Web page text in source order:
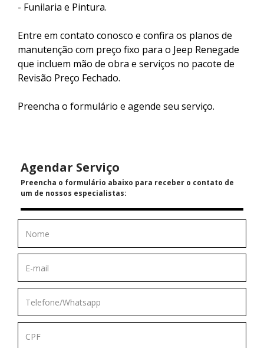
- Funilaria e Pintura.
Entre em contato conosco e confira os planos de
manutenção com preço fixo para o Jeep Renegade
que incluem mão de obra e serviços no pacote de
Revisão Preço Fechado.
Preencha o formulário e agende seu serviço.
Agendar Serviço
Preencha o formulário abaixo para receber o contato de
um de nossos especialistas: